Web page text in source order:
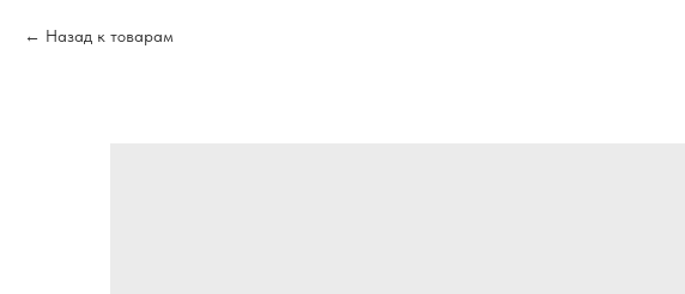
Назад к товарам